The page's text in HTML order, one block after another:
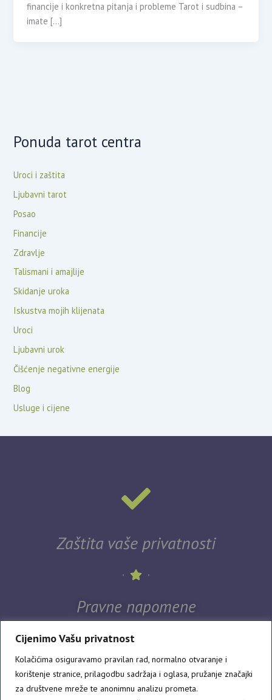
Cijenimo Vašu privatnost
Kolačićima osiguravamo pravilan rad, normalno otvaranje i
korištenje stranice, prilagodbu sadržaja i oglasa, pružanje značajki
za društvene mreže te anonimnu analizu prometa.
financije i konkretna pitanja i probleme Tarot i sudbina –
imate […]
Ponuda tarot centra
Uroci i zaštita
Ljubavni tarot
Posao
Financije
Zdravlje
Talismani i amajlije
Skidanje uroka
Iskustva mojih klijenata
Uroci
Ljubavni urok
Čišćenje negativne energije
Blog
Usluge i cijene
Zaštita vaše privatnosti
Pravne napomene